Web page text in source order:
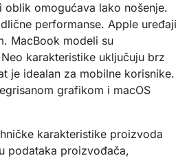
oblik omogućava lako nošenje.
performanse. Apple uređaji
MacBook modeli su
karakteristike uključuju brz
je idealan za mobilne korisnike.
grafikom i macOS
karakteristike proizvoda
podataka proizvođača,